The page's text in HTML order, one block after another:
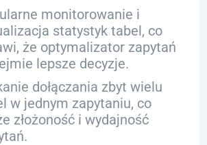
monitorowanie i
statystyk tabel, co
że optymalizator zapytań
lepsze decyzje.
dołączania zbyt wielu
w jednym zapytaniu, co
złożoność i wydajność